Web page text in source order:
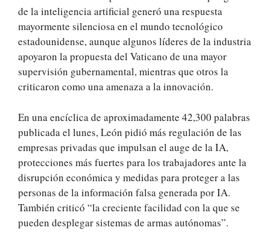
de la inteligencia artificial generó una respuesta
mayormente silenciosa en el mundo tecnológico
estadounidense, aunque algunos líderes de la industria
apoyaron la propuesta del Vaticano de una mayor
supervisión gubernamental, mientras que otros la
criticaron como una amenaza a la innovación.
En una encíclica de aproximadamente 42,300 palabras
publicada el lunes, León pidió más regulación de las
empresas privadas que impulsan el auge de la IA,
protecciones más fuertes para los trabajadores ante la
disrupción económica y medidas para proteger a las
personas de la información falsa generada por IA.
También criticó “la creciente facilidad con la que se
pueden desplegar sistemas de armas autónomas”.